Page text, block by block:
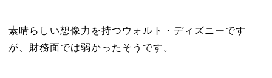
素晴らしい想像力を持つウォルト・ディズニーです
が、財務面では弱かったそうです。